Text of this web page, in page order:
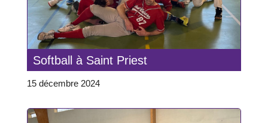
Softball à Saint Priest
15 décembre 2024